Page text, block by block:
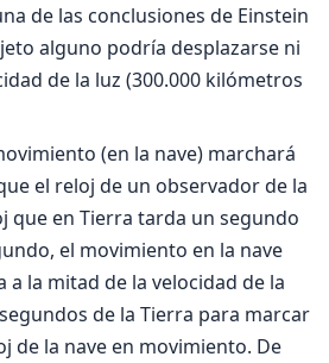
de las conclusiones de Einstein
alguno podría desplazarse ni
de la luz (300.000 kilómetros
(en la nave) marchará
el reloj de un ob­servador de la
que en Tierra tarda un segundo
el movi­miento en la nave
a la mitad de la velocidad de la
de la Tierra para marcar
de la nave en movimiento. De